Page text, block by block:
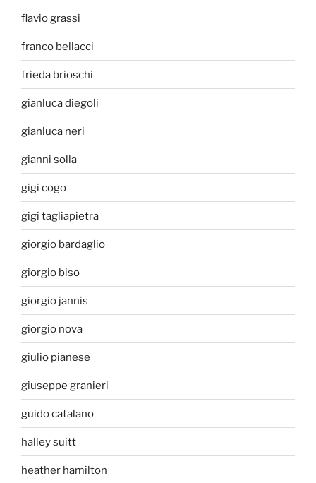
flavio grassi
franco bellacci
frieda brioschi
gianluca diegoli
gianluca neri
gianni solla
gigi cogo
gigi tagliapietra
giorgio bardaglio
giorgio biso
giorgio jannis
giorgio nova
giulio pianese
giuseppe granieri
guido catalano
halley suitt
heather hamilton